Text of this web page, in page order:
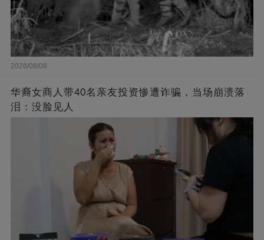
2026/08/08
华裔女商人带40名亲友投资惨遭诈骗，当场崩溃落
泪：没脸见人